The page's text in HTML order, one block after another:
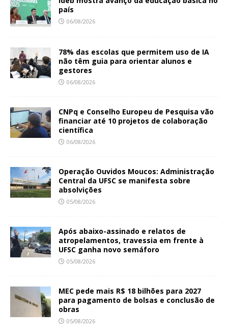
país
06/08/2026
78% das escolas que permitem uso de IA
não têm guia para orientar alunos e
gestores
06/08/2026
CNPq e Conselho Europeu de Pesquisa vão
financiar até 10 projetos de colaboração
científica
06/08/2026
Operação Ouvidos Moucos: Administração
Central da UFSC se manifesta sobre
absolvições
05/08/2026
Após abaixo-assinado e relatos de
atropelamentos, travessia em frente à
UFSC ganha novo semáforo
05/08/2026
MEC pede mais R$ 18 bilhões para 2027
para pagamento de bolsas e conclusão de
obras
05/08/2026